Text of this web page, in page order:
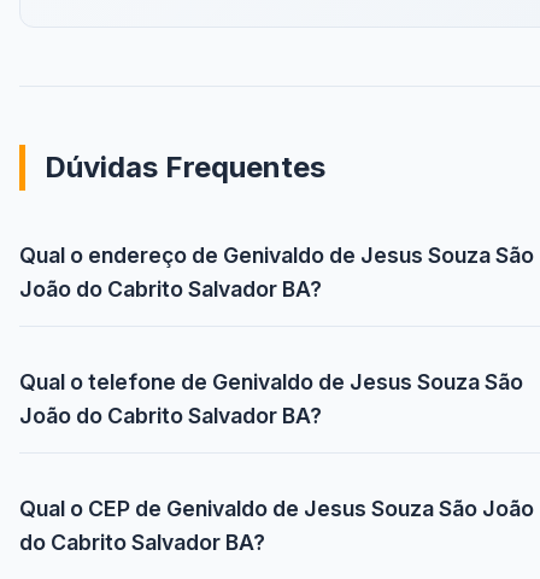
Dúvidas Frequentes
Qual o endereço de Genivaldo de Jesus Souza São
João do Cabrito Salvador BA?
Qual o telefone de Genivaldo de Jesus Souza São
João do Cabrito Salvador BA?
Qual o CEP de Genivaldo de Jesus Souza São João
do Cabrito Salvador BA?